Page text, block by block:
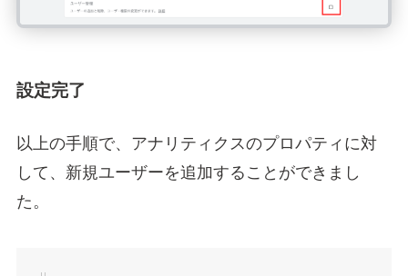
設定完了
以上の手順で、アナリティクスのプロパティに対
して、新規ユーザーを追加することができまし
た。